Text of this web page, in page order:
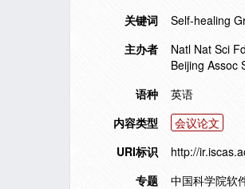
关键词
Self-healing
主办者
Natl Nat Sci
Beijing Assoc
语种
英语
内容类型
会议论文
URI标识
http://
专题
中国科学院软